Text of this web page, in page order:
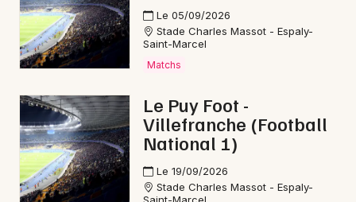
Choisir mes départements
Mon email
Je m'abonne
Le 05/09/2026
Stade Charles Massot - Espaly-
Saint-Marcel
Matchs
Le Puy Foot -
Villefranche (Football
National 1)
Le 19/09/2026
Stade Charles Massot - Espaly-